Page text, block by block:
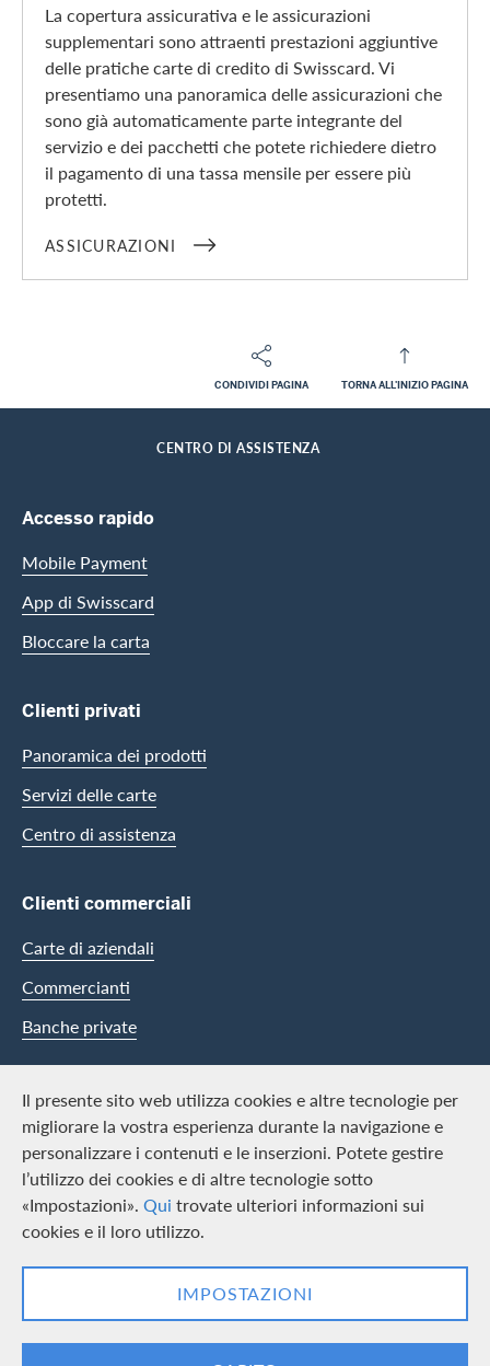
Il presente sito web utilizza cookies e altre tecnologie per
migliorare la vostra esperienza durante la navigazione e
personalizzare i contenuti e le inserzioni. Potete gestire
l’utilizzo dei cookies e di altre tecnologie sotto
«Impostazioni». Qui trovate ulteriori informazioni sui
cookies e il loro utilizzo.
IMPOSTAZIONI
La copertura assicurativa e le assicurazioni
supplementari sono attraenti prestazioni aggiuntive
delle pratiche carte di credito di Swisscard. Vi
presentiamo una panoramica delle assicurazioni che
sono già automaticamente parte integrante del
servizio e dei pacchetti che potete richiedere dietro
il pagamento di una tassa mensile per essere più
protetti.
ASSICURAZIONI
CONDIVIDI PAGINA TORNA ALL'INIZIO PAGINA
Footer
CENTRO DI ASSISTENZA
Footer Navigation
Accesso rapido
Mobile Payment
App di Swisscard
Bloccare la carta
Clienti privati
Panoramica dei prodotti
Servizi delle carte
Centro di assistenza
Clienti commerciali
Carte di aziendali
Commercianti
Banche private
Swisscard
Carriera
Offerte di lavoro
Media
LinkedInFacebook